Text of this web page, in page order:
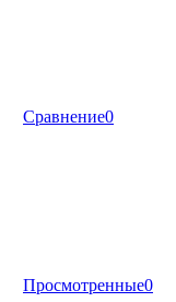
Сравнение0
Просмотренные0